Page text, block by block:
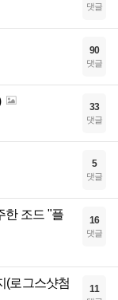
댓글
90
댓글
33
댓글
5
댓글
한 조드 "플
16
댓글
(로그스샷첨
11